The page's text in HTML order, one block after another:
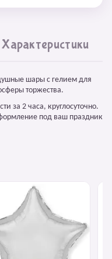
Характеристики
шары с гелием для
торжества.
за 2 часа, круглосуточно.
под ваш праздник